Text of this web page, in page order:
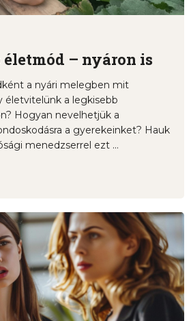
– nyáron is
a nyári melegben mit
a legkisebb
Hogyan nevelhetjük a
a gyerekeinket? Hauk
menedzserrel ezt ...